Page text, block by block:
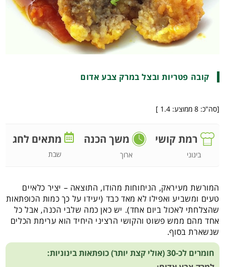
קובה פטריות ובצל במרק צבע אדום
[סה"כ: 8 ממוצע: 1.4
]
רמת קושי
בינוני
משך הכנה
ארוך
מתאים לחג
שבת
המורשת מעיראק, הניחוחות מהודו, התוצאה – יציר כלאיים
טעים ומשביע ואפילו לא מאד כבד (יעידו על כך כמות הכופתאות
שהצלחתי לאכול ביום אחד). יש כאן כמה שלבי הכנה, אבל כל
אחד מהם ממש פשוט והקושי הרציני היחיד הוא ערימת הכלים
שנשארת בסוף.
חומרים לכ-30 (אולי קצת יותר) כופתאות בינוניות: